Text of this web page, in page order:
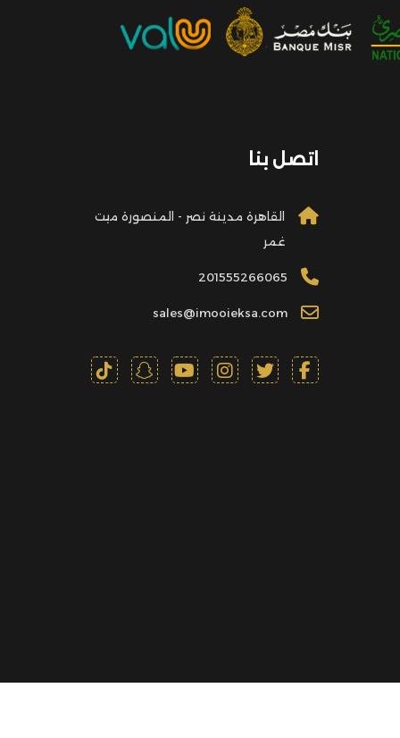
اتصل بنا
القاهرة مدينة نصر - المنصورة ميت
غمر
201555266065
sales@imooieksa.com